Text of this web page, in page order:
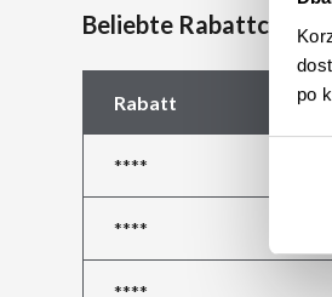
po
Beliebte Rabattcodes
Rabatt
****
****
****